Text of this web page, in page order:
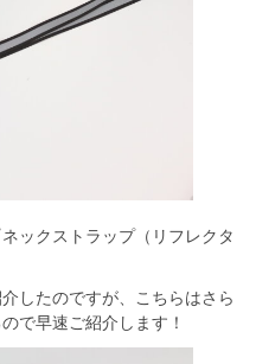
ックストラップ（リフレクタ
したのですが、こちらはさら
で早速ご紹介します！